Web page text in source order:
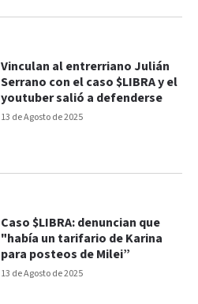
13 de Agosto de 2025
Vinculan al entrerriano Julián
Serrano con el caso $LIBRA y el
youtuber salió a defenderse
13 de Agosto de 2025
Caso $LIBRA: denuncian que
"había un tarifario de Karina
para posteos de Milei”